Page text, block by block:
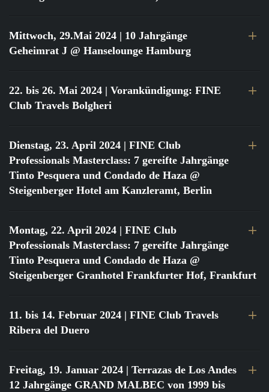
Mittwoch, 29.Mai 2024 | 10 Jahrgänge
Geheimrat J @ Hanselounge Hamburg
22. bis 26. Mai 2024 | Vorankündigung: FINE
Club Travels Bolgheri
Dienstag, 23. April 2024 | FINE Club
Professionals Masterclass: 7 gereifte Jahrgänge
Tinto Pesquera und Condado de Haza @
Steigenberger Hotel am Kanzleramt, Berlin
Montag, 22. April 2024 | FINE Club
Professionals Masterclass: 7 gereifte Jahrgänge
Tinto Pesquera und Condado de Haza @
Steigenberger Granhotel Frankfurter Hof, Frankfurt
11. bis 14. Februar 2024 | FINE Club Travels
Ribera del Duero
Freitag, 19. Januar 2024 | Terrazas de Los Andes
12 Jahrgänge GRAND MALBEC von 1999 bis